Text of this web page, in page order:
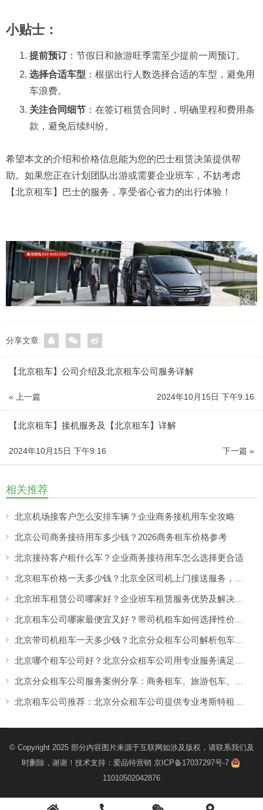
小贴士：
提前预订：节假日和旅游旺季需至少提前一周预订。
选择合适车型 ：根据出行人数选择合适的车型，避免用
车浪费。
关注合同细节 ：在签订租赁合同时，明确里程和费用条
款，避免后续纠纷。
希望本文的介绍和价格信息能为您的巴士租赁决策提供帮
助。如果您正在计划团队出游或需要企业班车，不妨考虑
【北京租车】巴士的服务，享受省心省力的出行体验！
分享文章:
【北京租车】公司介绍及北京租车公司服务详解
« 上一篇 2024年10月15日 下午9:16
【北京租车】接机服务及【北京租车】详解
下一篇 »
2024年10月15日 下午9:16
相关推荐
北京机场接客户怎么安排车辆？企业商务接机用车全攻略
北京公司商务接待用车多少钱？2026商务租车价格参考
北京接待客户租什么车？企业商务接待用车怎么选择更合适
北京租车价格一天多少钱？北京全区司机上门接送服务，让出行更方便
北京班车租赁公司哪家好？企业班车租赁服务优势及解决方案
北京租车公司哪家最便宜又好？带司机租车如何选择性价比高的服务
北京带司机租车一天多少钱？北京分众租车公司解析包车价格与服务优势
北京哪个租车公司好？北京分众租车公司用专业服务满足商务、旅游多场景出行需求
北京分众租车公司服务案例分享：商务租车、旅游包车、考斯特、中巴车及企业长期用车解决方案
北京租车公司推荐：北京分众租车公司提供专业考斯特租赁服务
© Copyright 2025 部分内容图片来源于互联网如涉及版权，请联系我们及
时删除，谢谢！技术支持： 爱品特营销 京ICP备17037297号-7
11010502042876